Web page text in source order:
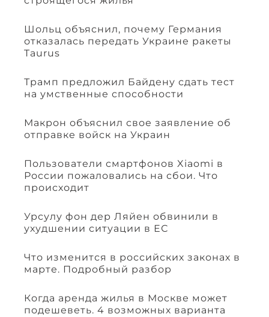
Шольц объяснил, почему Германия
отказалась передать Украине ракеты
Taurus
Трамп предложил Байдену сдать тест
на умственные способности
Макрон объяснил свое заявление об
отправке войск на Украин
Пользователи смартфонов Xiaomi в
России пожаловались на сбои. Что
происходит
Урсулу фон дер Ляйен обвинили в
ухудшении ситуации в ЕС
Что изменится в российских законах в
марте. Подробный разбор
Когда аренда жилья в Москве может
подешеветь. 4 возможных варианта